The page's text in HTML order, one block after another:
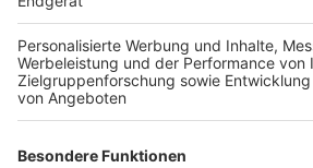
Wir verwenden einen
Drittanbieters, um
einzubetten. Dieser
Daten zu Ihren
sammeln. Bitte lesen